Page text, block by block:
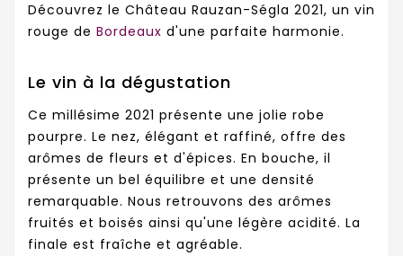
Découvrez le Château Rauzan-Ségla 2021, un vin
rouge de Bordeaux d'une parfaite harmonie.
Le vin à la dégustation
Ce millésime 2021 présente une jolie robe
pourpre. Le nez, élégant et raffiné, offre des
arômes de fleurs et d'épices. En bouche, il
présente un bel équilibre et une densité
remarquable. Nous retrouvons des arômes
fruités et boisés ainsi qu'une légère acidité. La
finale est fraîche et agréable.